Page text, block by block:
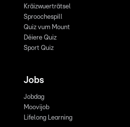
Kräizwuerträtsel
Sproochespill
Quiz vum Mount
Déiere Quiz
Sport Quiz
Jobs
Jobdag
Moovijob
Lifelong Learning